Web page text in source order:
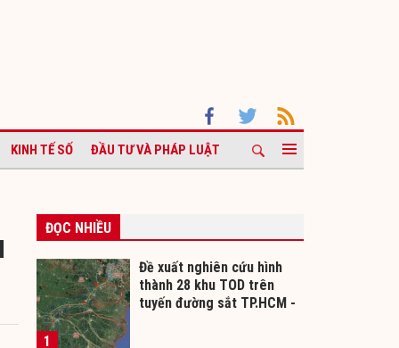
KINH TẾ SỐ ĐẦU TƯ VÀ PHÁP LUẬT
ĐỌC NHIỀU
1
Đề xuất nghiên cứu hình
thành 28 khu TOD trên
tuyến đường sắt TP.HCM -